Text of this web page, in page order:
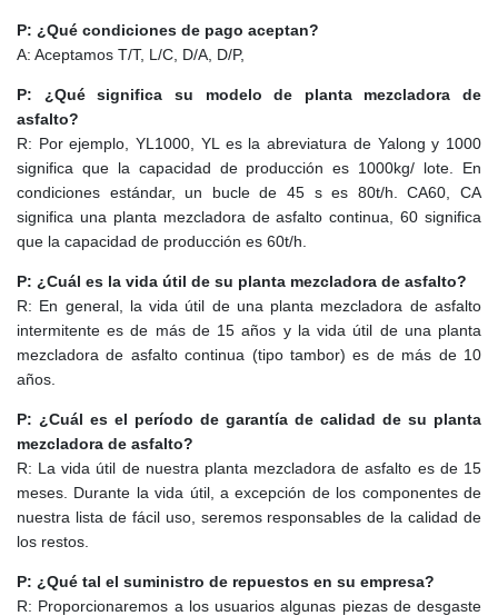
P: ¿Qué condiciones de pago aceptan?
A: Aceptamos T/T, L/C, D/A, D/P,
P: ¿Qué significa su modelo de planta mezcladora de
asfalto?
R: Por ejemplo, YL1000, YL es la abreviatura de Yalong y 1000
significa que la capacidad de producción es 1000kg/ lote. En
condiciones estándar, un bucle de 45 s es 80t/h. CA60, CA
significa una planta mezcladora de asfalto continua, 60 significa
que la capacidad de producción es 60t/h.
P: ¿Cuál es la vida útil de su planta mezcladora de asfalto?
R: En general, la vida útil de una planta mezcladora de asfalto
intermitente es de más de 15 años y la vida útil de una planta
mezcladora de asfalto continua (tipo tambor) es de más de 10
años.
P: ¿Cuál es el período de garantía de calidad de su planta
mezcladora de asfalto?
R: La vida útil de nuestra planta mezcladora de asfalto es de 15
meses. Durante la vida útil, a excepción de los componentes de
nuestra lista de fácil uso, seremos responsables de la calidad de
los restos.
P: ¿Qué tal el suministro de repuestos en su empresa?
R: Proporcionaremos a los usuarios algunas piezas de desgaste